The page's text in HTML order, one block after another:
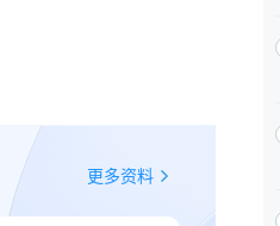
更多资料